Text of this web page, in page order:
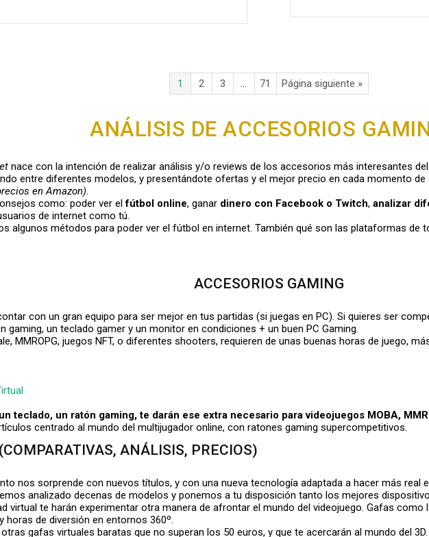
1 2 3 71 Página siguiente »
ANÁLISIS DE ACCESORIOS
nace con la intención de realizar análisis y/o reviews de los accesorios más interesantes
entre diferentes modelos, y presentándote ofertas y el mejor precio en cada momento
en Amazon).
como: poder ver elfútbol online, ganar dinero con Facebook o Twitch, analizar
de internet como tú.
algunos métodos para poder ver el fútbol en internet. También qué son las plataformas de
ACCESORIOS GAMING
con un gran equipo para ser mejor en tus partidas (si juegas en PC). Si quieres ser
gaming, un teclado gamer y un monitor en condiciones + un buen PC Gaming.
MMROPG, juegos NFT, o diferentes shooters, requieren de unas buenas horas de juego,
teclado, un ratón gaming, te darán ese extra necesario para videojuegos MOBA,
centrado al mundo del multijugador online, con ratones gaming supercompetitivos.
ANÁLISIS, PRECIOS)
nos sorprende con nuevos títulos, y con una nueva tecnología adaptada a hacer más real
analizado decenas de modelos y ponemos a tu disposición tanto los mejores
virtual te harán experimentar otra manera de afrontar el mundo del videojuego. Gafas como
de diversión en entornos 360º.
gafas virtuales baratas que no superan los 50 euros, y que te acercarán al mundo del